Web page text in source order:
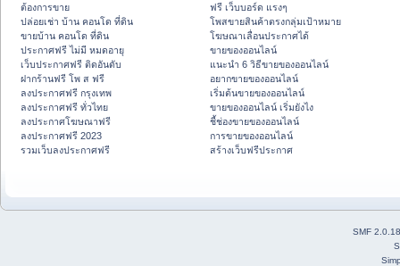
ต้องการขาย
ปล่อยเช่า บ้าน คอนโด ที่ดิน
ขายบ้าน คอนโด ที่ดิน
ประกาศฟรี ไม่มี หมดอายุ
เว็บประกาศฟรี ติดอันดับ
ฝากร้านฟรี โพ ส ฟรี
ลงประกาศฟรี กรุงเทพ
ลงประกาศฟรี ทั่วไทย
ลงประกาศโฆษณาฟรี
ลงประกาศฟรี 2023
รวมเว็บลงประกาศฟรี
ฟรี เว็บบอร์ด แรงๆ
โพสขายสินค้าตรงกลุ่มเป้าหมาย
โฆษณาเลื่อนประกาศได้
ขายของออนไลน์
แนะนำ 6 วิธีขายของออนไลน์
อยากขายของออนไลน์
เริ่มต้นขายของออนไลน์
ขายของออนไลน์ เริ่มยังไง
ชี้ช่องขายของออนไลน์
การขายของออนไลน์
สร้างเว็บฟรีประกาศ
SMF 2.0.18